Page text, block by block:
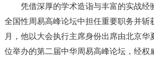
凭借深厚的学术造诣与丰富的实战经
全国性周易高峰论坛中担任重要职务并斩
月，他以大会执行主席身份出席由北京华
位举办的第二届中华周易高峰论坛，经权